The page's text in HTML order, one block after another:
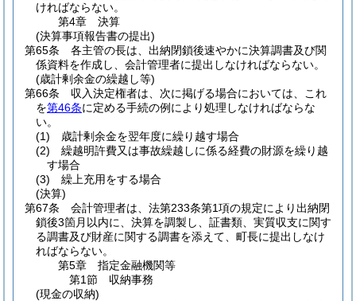
ければならない。
第4章
決算
(決算事項報告書の提出)
第65条
各主管の長は、出納閉鎖後速やかに決算調書及び関
係資料を作成し、会計管理者に提出しなければならない。
(歳計剰余金の繰越し等)
第66条
収入決定権者は、次に掲げる場合においては、これ
を第46条に定める手続の例により処理しなければならな
い。
(1)
歳計剰余金を翌年度に繰り越す場合
(2)
繰越明許費又は事故繰越しに係る経費の財源を繰り越
す場合
(3)
繰上充用をする場合
(決算)
第67条
会計管理者は、法第233条第1項の規定により出納閉
鎖後3箇月以内に、決算を調製し、証書類、実質収支に関す
る調書及び財産に関する調書を添えて、町長に提出しなけ
ればならない。
第5章
指定金融機関等
第1節
収納事務
(現金の収納)